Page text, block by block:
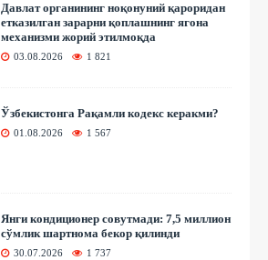
Давлат органининг ноқонуний қароридан
етказилган зарарни қоплашнинг ягона
механизми жорий этилмоқда
03.08.2026 1 821
Ўзбекистонга Рақамли кодекс керакми?
01.08.2026 1 567
Янги кондиционер совутмади: 7,5 миллион
сўмлик шартнома бекор қилинди
30.07.2026 1 737